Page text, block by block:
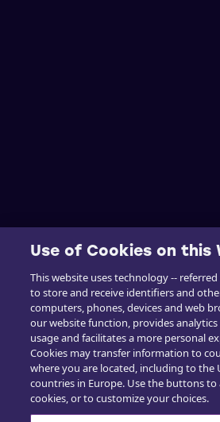
Use of Cookies on this
This website uses technology --
to store and receive identifiers and
computers, phones, devices and web
our website function, provides
usage and facilitates a more personal
Cookies may transfer information to
where you are located, including to the
countries in Europe. Use the buttons to
cookies, or to customize your choices.